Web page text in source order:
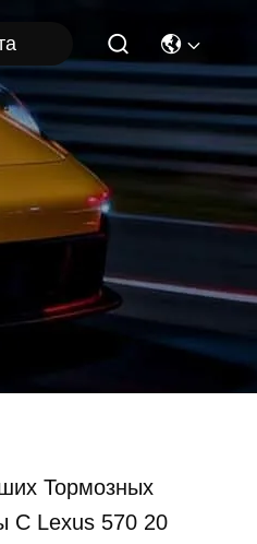
Тормозных
С Lexus 570 20